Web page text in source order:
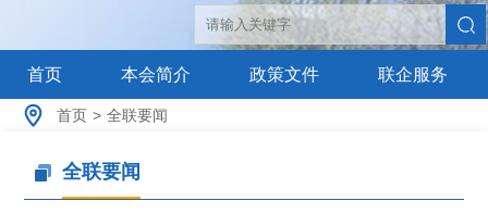
首页 本会简介 政策文件 联企服务
首页 > 全联要闻
全联要闻